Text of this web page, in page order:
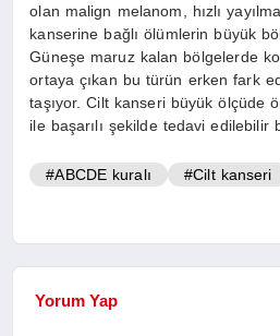
olan malign melanom, hızlı
kanserine bağlı ölümlerin büyük
Güneşe maruz kalan bölgelerde
ortaya çıkan bu türün erken fark
taşıyor. Cilt kanseri büyük ölçüde
ile başarılı şekilde tedavi edilebilir
#ABCDE kuralı #Cilt kanseri
Yorum Yap